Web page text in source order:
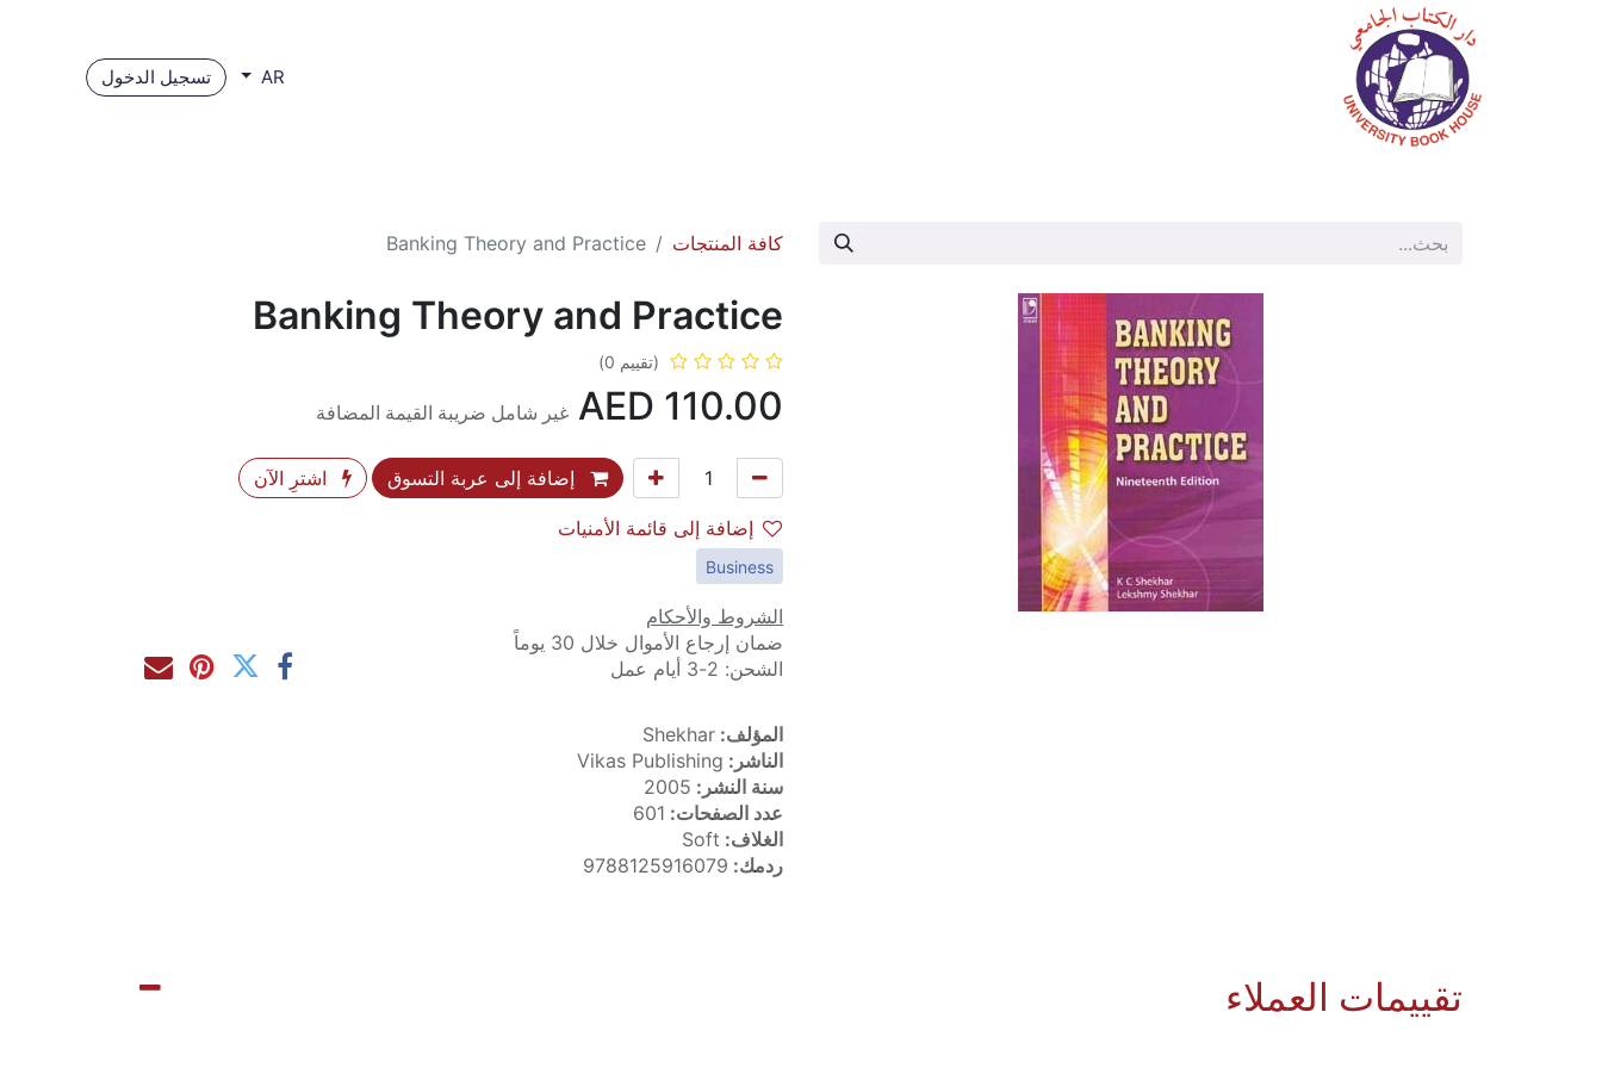
AR تسجيل الدخول
كافة المنتجات Banking Theory and Practice
Banking Theory and Practice
(تقييم 0)
110.00 غير شامل ضريبة القيمة المضافة
إضافة إلى عربة التسوق اشترِ الآن
إضافة إلى قائمة الأمنيات
Business
الشروط والأحكام
ضمان إرجاع الأموال خلال 30 يوماً
الشحن: 2-3 أيام عمل
المؤلف: Shekhar
الناشر: Vikas Publishing
سنة النشر: 2005
عدد الصفحات: 601
الغلاف: Soft
ردمك: 9788125916079
تقييمات العملاء